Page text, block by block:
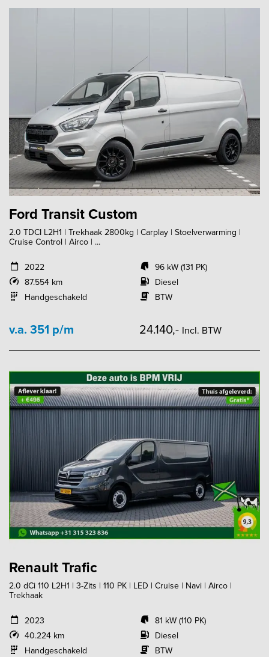
Ford Transit Custom
2.0 TDCI L2H1 | Trekhaak 2800kg | Carplay | Stoelverwarming |
Cruise Control | Airco | ...
2022
87.554 km
Handgeschakeld
96 kW (131 PK)
Diesel
BTW
v.a. 351 p/m 24.140,- Incl. BTW
Renault Trafic
2.0 dCi 110 L2H1 | 3-Zits | 110 PK | LED | Cruise | Navi | Airco |
Trekhaak
2023
40.224 km
Handgeschakeld
81 kW (110 PK)
Diesel
BTW